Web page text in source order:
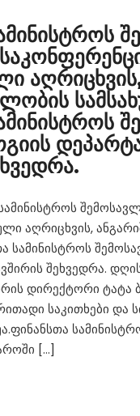
აღრიცხვის,
აღრიცხვის,
სამინისტროს
შეხვედრა.
დირექტორი ტატა
საკითხები და
[…]